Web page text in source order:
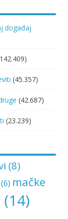
događaj
(45.357)
(42.687)
(23.239)
(8)
(6) mačke
(14)